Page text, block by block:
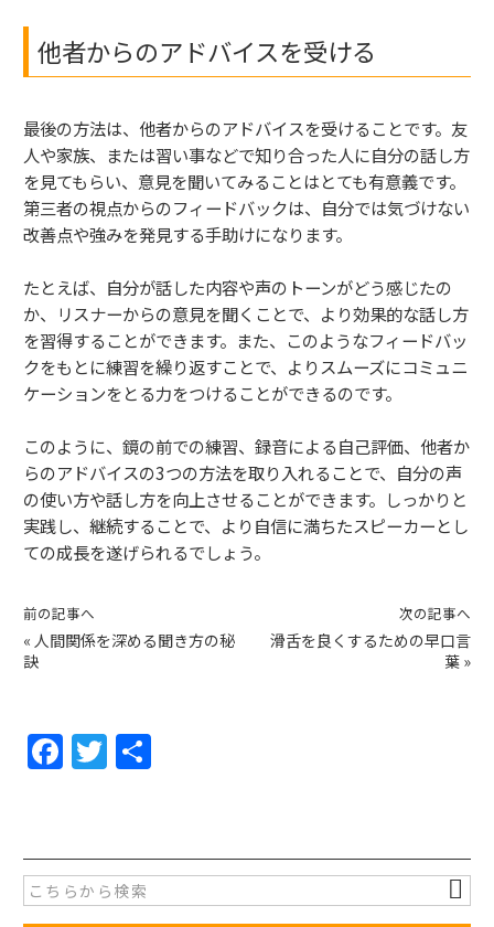
他者からのアドバイスを受ける
最後の方法は、他者からのアドバイスを受けることです。友
人や家族、または習い事などで知り合った人に自分の話し方
を見てもらい、意見を聞いてみることはとても有意義です。
第三者の視点からのフィードバックは、自分では気づけない
改善点や強みを発見する手助けになります。
たとえば、自分が話した内容や声のトーンがどう感じたの
か、リスナーからの意見を聞くことで、より効果的な話し方
を習得することができます。また、このようなフィードバッ
クをもとに練習を繰り返すことで、よりスムーズにコミュニ
ケーションをとる力をつけることができるのです。
このように、鏡の前での練習、録音による自己評価、他者か
らのアドバイスの3つの方法を取り入れることで、自分の声
の使い方や話し方を向上させることができます。しっかりと
実践し、継続することで、より自信に満ちたスピーカーとし
ての成長を遂げられるでしょう。
前の記事へ
« 人間関係を深める聞き方の秘
訣
次の記事へ
滑舌を良くするための早口言
葉 »
F
a
e
b
T
w
er